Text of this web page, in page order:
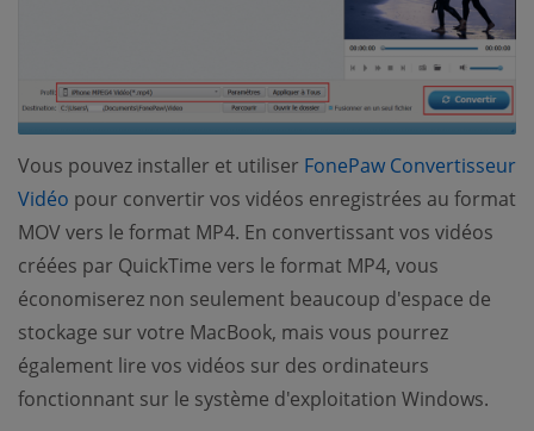
Vous pouvez installer et utiliser FonePaw Convertisseur
Vidéo (opens new window)
pour convertir vos vidéos enregistrées au format
MOV vers le format MP4. En convertissant vos vidéos
créées par QuickTime vers le format MP4, vous
économiserez non seulement beaucoup d'espace de
stockage sur votre MacBook, mais vous pourrez
également lire vos vidéos sur des ordinateurs
fonctionnant sur le système d'exploitation Windows.